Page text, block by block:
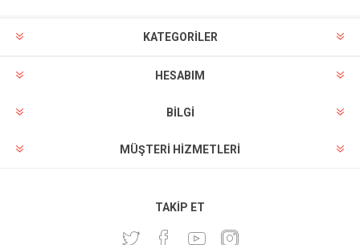
KATEGORİLER
HESABIM
BILGI
MÜŞTERI HIZMETLERI
TAKIP ET